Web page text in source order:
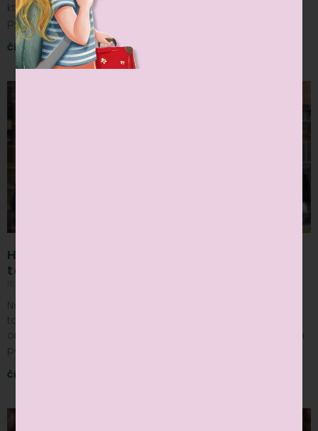
ktorý sa na svojej ceste okolo sveta zastavil aj u nás, aby
potešil všetky detičky. Tento výnimočný
Čítať viac »
Halloweenska detská diskotéka plná
tanca a kostýmov
Na Halloween sa naša kaviareň premenila na strašidelný
tanečný parket a ožila halloweenskou náladou! Deti v
originálnych kostýmoch zvieratiek, strašidiel či obľúbených
postavičiek sa stretli
Čítať viac »